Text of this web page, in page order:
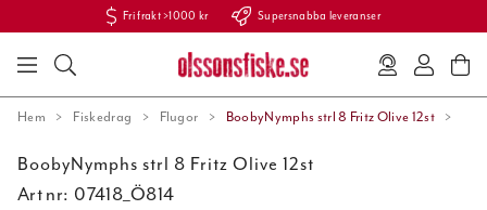
Fri frakt >1000 kr Supersnabba leveranser
Hem Fiskedrag Flugor BoobyNymphs strl 8 Fritz Olive 12st
BoobyNymphs strl 8 Fritz Olive 12st
Art nr: 07418_Ö814